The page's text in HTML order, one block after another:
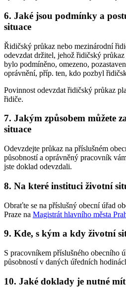
6. Jaké jsou podmínky a
situace
Řidičský průkaz nebo mezinárodní
odevzdat držitel, jehož řidičský
bylo podmíněno, omezeno,
oprávnění, příp. ten, kdo pozbyl
Povinnost odevzdat řidičský průkaz
řidiče.
7. Jakým způsobem můžete
situace
Odevzdejte průkaz na příslušném
působností a oprávněný pracovník
jste doklad odevzdali.
8. Na které instituci životní
Obraťte se na příslušný obecní úřad
Praze na Magistrát hlavního města
9. Kde, s kým a kdy životní
S pracovníkem příslušného obecního
působností v daných úředních
10. Jaké doklady je nutné mít